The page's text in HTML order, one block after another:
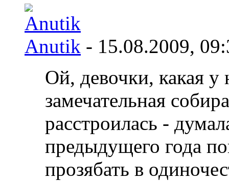
Anutik - 15.08.2009,
Ой, девочки, какая у
замечательная
расстроилась -
предыдущего года
прозябать в